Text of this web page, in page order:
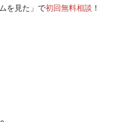
を見た」で初回無料相談 ！